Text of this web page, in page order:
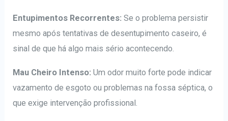
Entupimentos Recorrentes: Se o problema persistir
mesmo após tentativas de desentupimento caseiro, é
sinal de que há algo mais sério acontecendo.
Mau Cheiro Intenso: Um odor muito forte pode indicar
vazamento de esgoto ou problemas na fossa séptica, o
que exige intervenção profissional.